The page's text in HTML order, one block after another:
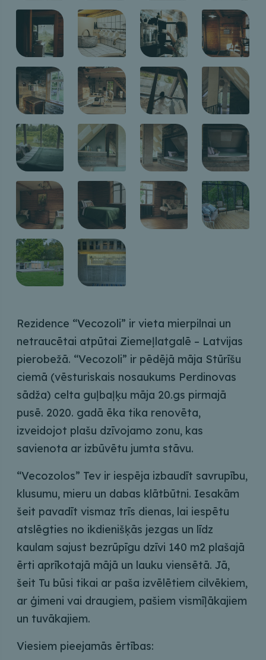
Rezidence “Vecozoli” ir vieta mierpilnai un
netraucētai atpūtai Ziemeļlatgalē – Latvijas
pierobežā. “Vecozoli” ir pēdējā māja Stūrīšu
ciemā (vēsturiskais nosaukums Perdinovas
sādža) celta guļbaļķu māja 20.gs pirmajā
pusē. 2020. gadā ēka tika renovēta,
izveidojot plašu dzīvojamo zonu, kas
savienota ar izbūvētu jumta stāvu.
“Vecozolos” Tev ir iespēja izbaudīt savrupību,
klusumu, mieru un dabas klātbūtni. Iesakām
šeit pavadīt vismaz trīs dienas, lai iespētu
atslēgties no ikdienišķās jezgas un līdz
kaulam sajust bezrūpīgu dzīvi 140 m2 plašajā
ērti aprīkotajā mājā un lauku viensētā. Jā,
šeit Tu būsi tikai ar paša izvēlētiem cilvēkiem,
ar ģimeni vai draugiem, pašiem vismīļākajiem
un tuvākajiem.
Viesiem pieejamās ērtības: